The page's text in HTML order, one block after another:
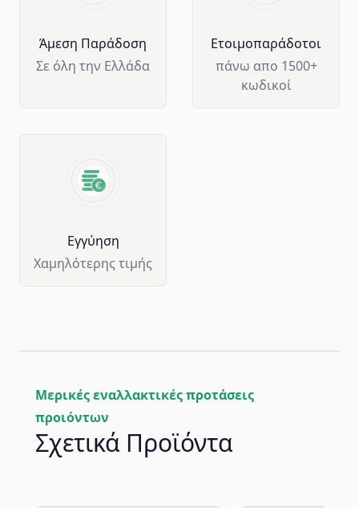
Άμεση Παράδοση
Σε όλη την Ελλάδα
Ετοιμοπαράδοτοι
πάνω απο 1500+
κωδικοί
Eγγύηση
Χαμηλότερης τιμής
Μερικές εναλλακτικές προτάσεις
προιόντων
Σχετικά Προϊόντα